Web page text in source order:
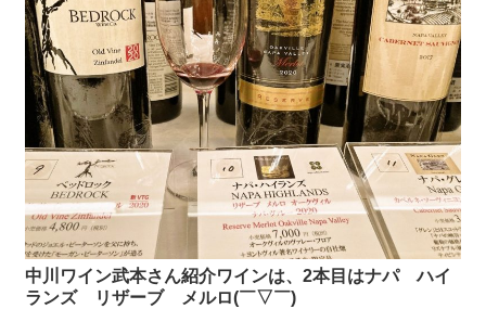
中川ワイン武本さん紹介ワインは、2本目はナパ ハイ
ランズ リザーブ メルロ(￣▽￣)